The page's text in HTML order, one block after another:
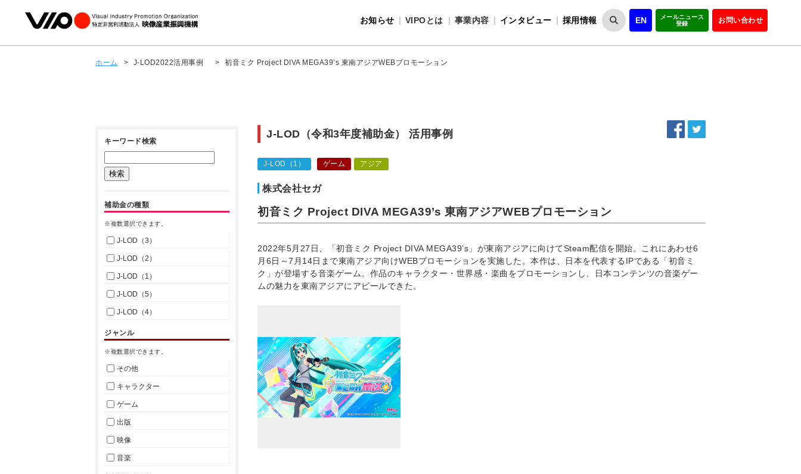
お知らせ VIPOとは
VIPOとは
事業内容
インタビュー 採用情報 EN
メールニュース
登録
お問い合わせ
ホーム > J-LOD2022活用事例 > 初音ミク Project DIVA MEGA39’s 東南アジアWEBプロモーション
J-LOD（令和3年度補助金） 活用事例
J-LOD（1） ゲーム アジア
株式会社セガ
初音ミク Project DIVA MEGA39’s 東南アジアWEBプロモーション
2022年5月27日、「初音ミク Project DIVA MEGA39’s」が東南アジアに向けてSteam配信を開始。これにあわせ6
月6日～7月14日まで東南アジア向けWEBプロモーションを実施した。本作は、日本を代表するIPである「初音ミ
ク」が登場する音楽ゲーム。作品のキャラクター・世界感・楽曲をプロモーションし、日本コンテンツの音楽ゲー
ムの魅力を東南アジアにアピールできた。
キーワード検索
補助金の種類
※複数選択できます。
J-LOD（3）
J-LOD（2）
J-LOD（1）
J-LOD（5）
J-LOD（4）
ジャンル
※複数選択できます。
その他
キャラクター
ゲーム
出版
映像
音楽